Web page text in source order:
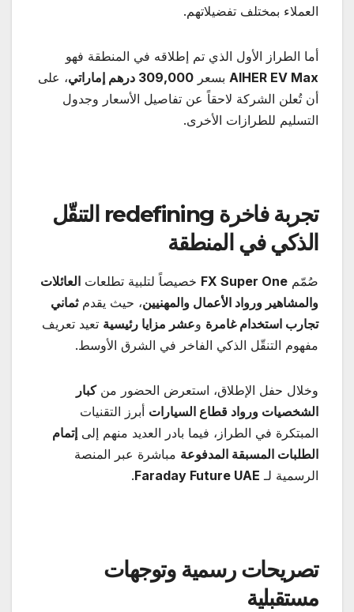
العملاء بمختلف تفضيلاتهم.
أما الطراز الأول الذي تم إطلاقه في المنطقة فهو
AIHER EV Max بسعر 309,000 درهم إماراتي، على
أن تُعلن الشركة لاحقاً عن تفاصيل الأسعار وجدول
التسليم للطرازات الأخرى.
تجربة فاخرة
التنقّل
الذكي في المنطقة
صُمّم FX Super One خصيصاً لتلبية تطلعات العائلات
والمشاهير ورواد الأعمال والمهنيين، حيث يقدمثماني
تجارب استخدام غامرة وعشر مزايا رئيسية تعيد تعريف
مفهوم التنقّل الذكي الفاخر في الشرق الأوسط.
وخلال حفل الإطلاق، استعرض الحضور منكبار
الشخصيات ورواد قطاع السيارات أبرز التقنيات
المبتكرة في الطراز، فيما بادر العديد منهم إلى إتمام
الطلبات المسبقة المدفوعة مباشرة عبر المنصة
الرسمية لـ Faraday Future UAE
.
تصريحات رسمية وتوجهات
مستقبلية